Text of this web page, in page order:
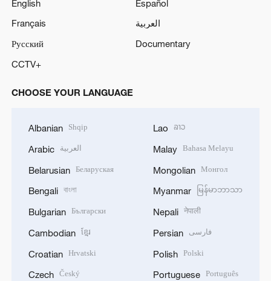
English
Español
Français
العربية
Русский
Documentary
CCTV+
CHOOSE YOUR LANGUAGE
Albanian Shqip
Arabic العربية
Belarusian Беларуская
Bengali বাংলা
Bulgarian Български
Cambodian ខ្មែរ
Croatian Hrvatski
Czech Český
Lao ລາວ
Malay Bahasa Melayu
Mongolian Монгол
Myanmar မြန်မာဘာသာ
Nepali नेपाली
Persian فارسی
Polish Polski
Portuguese Português